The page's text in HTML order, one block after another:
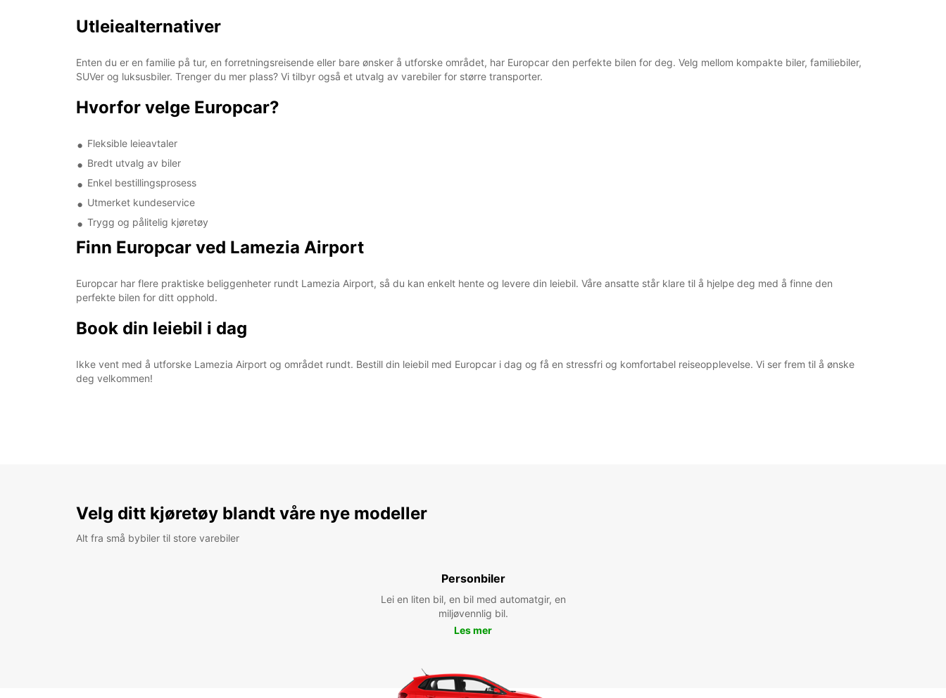
Utleiealternativer
Enten du er en familie på tur, en forretningsreisende eller bare ønsker å utforske området, har Europcar den perfekte bilen for deg. Velg mellom kompakte biler, familiebiler,
SUVer og luksusbiler. Trenger du mer plass? Vi tilbyr også et utvalg av varebiler for større transporter.
Hvorfor velge Europcar?
Fleksible leieavtaler
Bredt utvalg av biler
Enkel bestillingsprosess
Utmerket kundeservice
Trygg og pålitelig kjøretøy
Finn Europcar ved Lamezia Airport
Europcar har flere praktiske beliggenheter rundt Lamezia Airport, så du kan enkelt hente og levere din leiebil. Våre ansatte står klare til å hjelpe deg med å finne den
perfekte bilen for ditt opphold.
Book din leiebil i dag
Ikke vent med å utforske Lamezia Airport og området rundt. Bestill din leiebil med Europcar i dag og få en stressfri og komfortabel reiseopplevelse. Vi ser frem til å ønske
deg velkommen!
Velg ditt kjøretøy blandt våre nye modeller
Alt fra små bybiler til store varebiler
Personbiler
Lei en liten bil, en bil med automatgir, en
miljøvennlig bil.
Les mer